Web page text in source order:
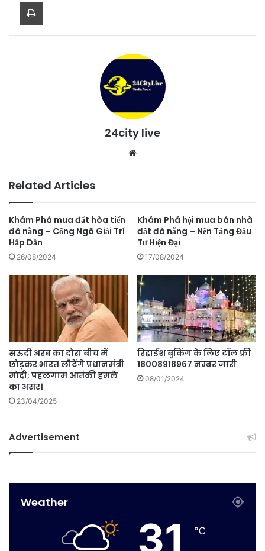
24city live
Related Articles
Khám Phá mua đất hòa tiến
đà nẵng – Cổng Ngõ Giải Trí
Hấp Dẫn
26/08/2024
Khám Phá hội mua bán nhà
đất đà nẵng – Nền Tảng Đầu
Tư Hiện Đại
17/08/2024
सऊदी अरब का दौरा बीच में
छोड़कर भारत लौटेंगे प्रधानमंत्री
मोदी; पहलगाम आतंकी हमले
का असर।
23/04/2025
रिहाईश बुकिंग के लिए टॉल फ्री
18008918967 नम्बर जारी
08/01/2024
Advertisement
Weather
31 ℃